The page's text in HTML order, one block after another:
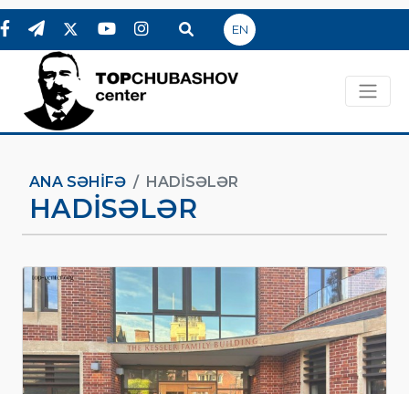
EN
ANA SƏHIFƏ HADİSƏLƏR
HADİSƏLƏR